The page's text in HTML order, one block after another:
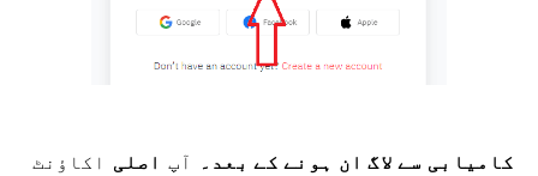
کامیابی سے لاگ ان ہونے کے بعد۔ آپ اصلی اکاؤنٹ